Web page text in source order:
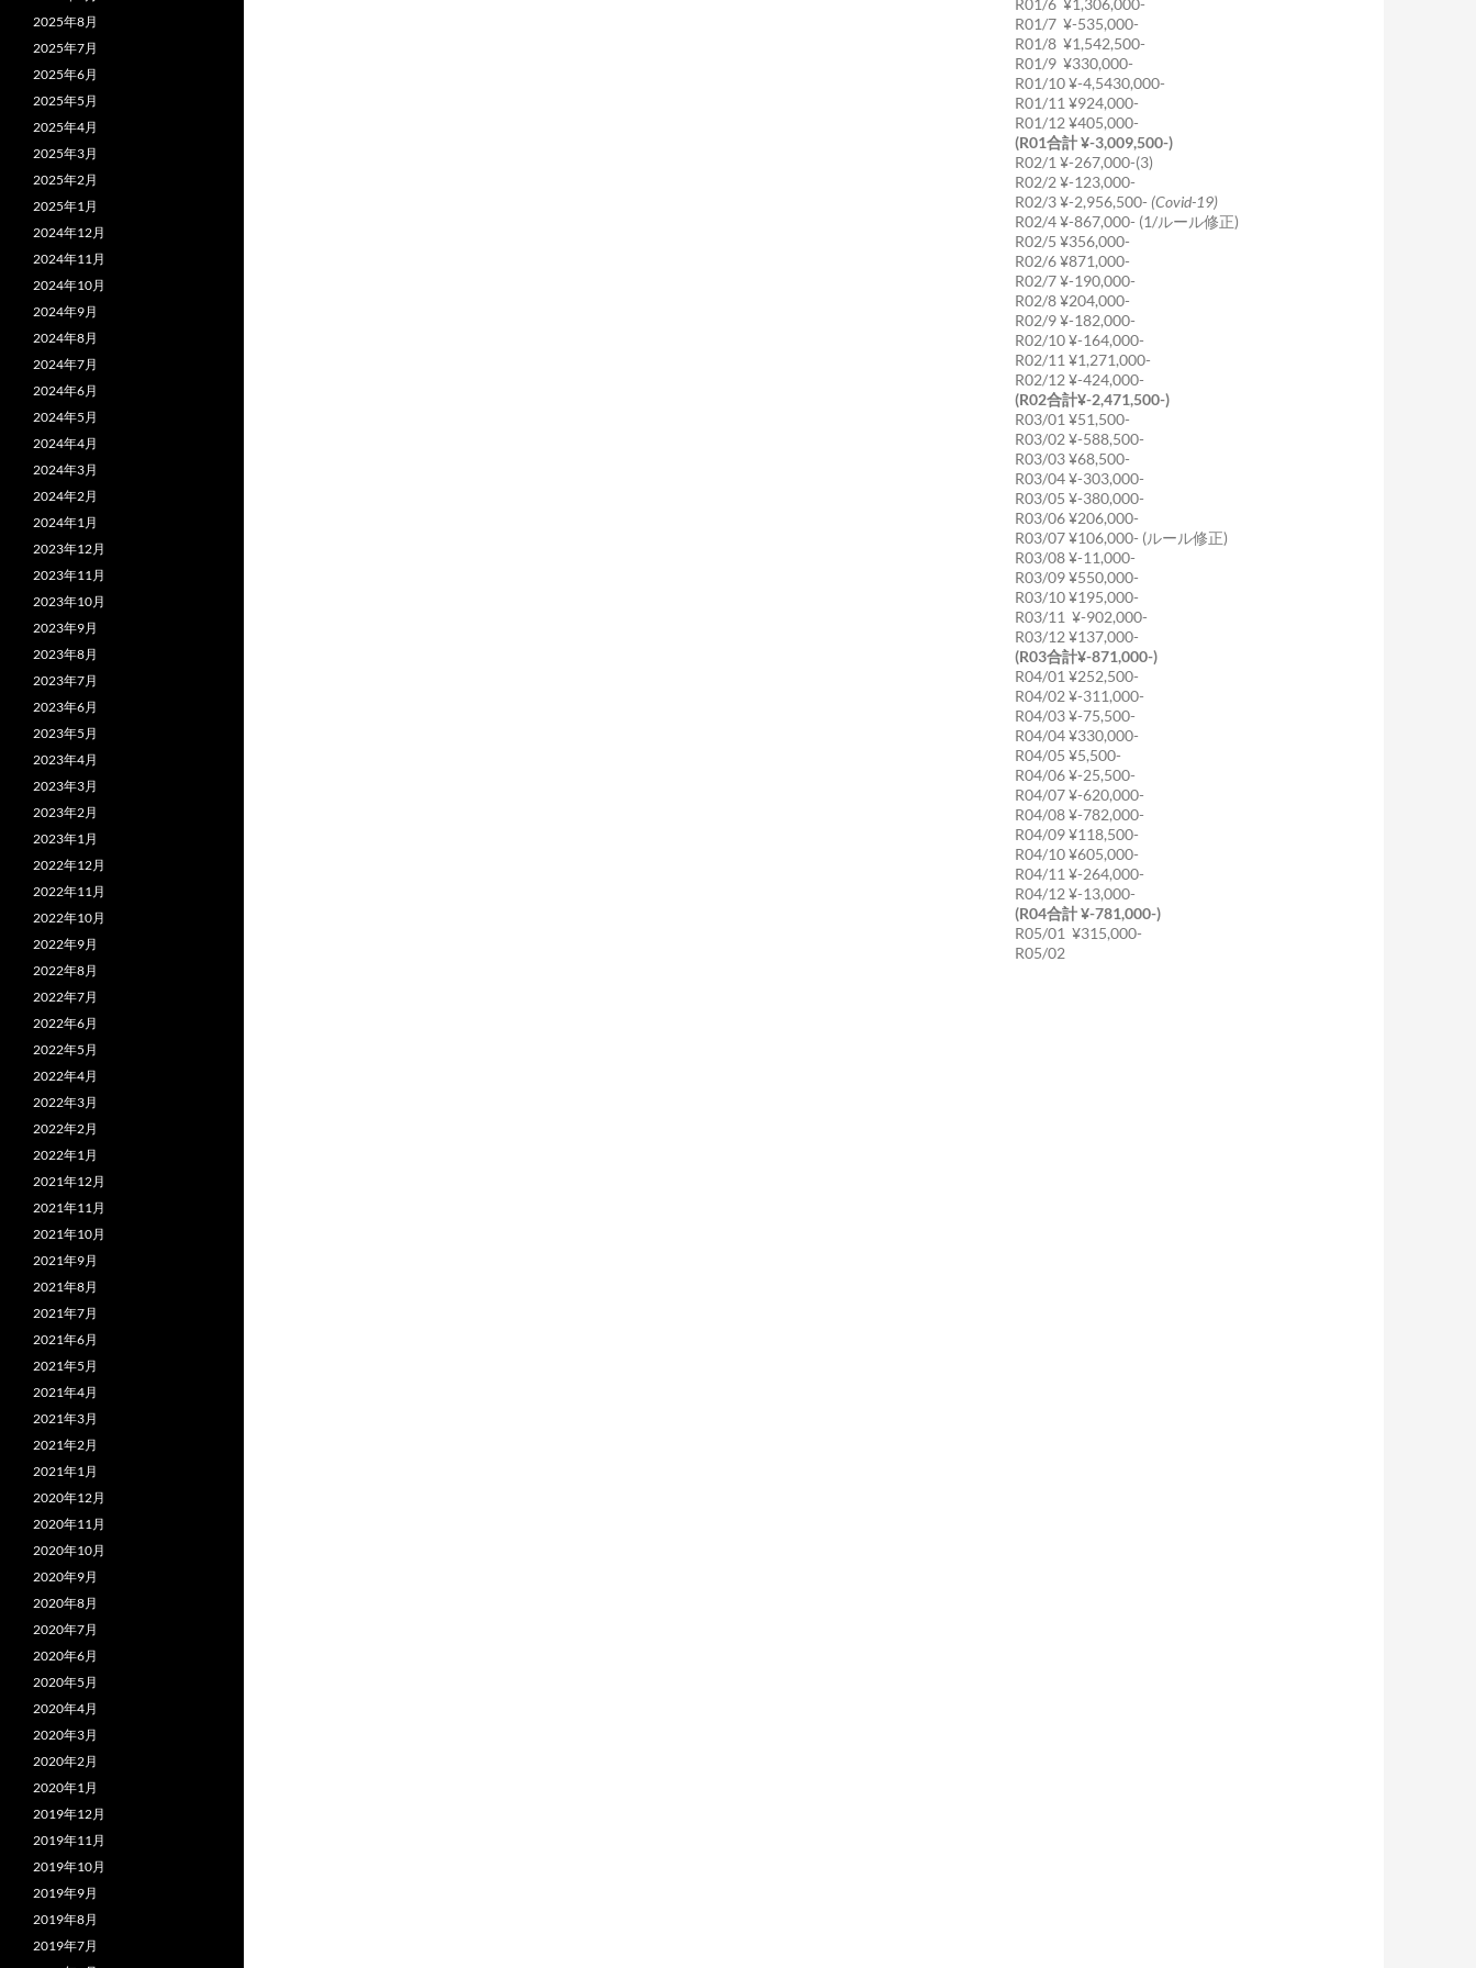
R01/6 ¥1,306,000-
R01/7 ¥-535,000-
R01/8 ¥1,542,500-
R01/9 ¥330,000-
R01/10 ¥-4,5430,000-
R01/11 ¥924,000-
R01/12 ¥405,000-
(R01合計 ¥-3,009,500-)
R02/1 ¥-267,000-(3)
R02/2 ¥-123,000-
R02/3 ¥-2,956,500- (Covid-19)
R02/4 ¥-867,000- (1/ルール修正)
R02/5 ¥356,000-
R02/6 ¥871,000-
R02/7 ¥-190,000-
R02/8 ¥204,000-
R02/9 ¥-182,000-
R02/10 ¥-164,000-
R02/11 ¥1,271,000-
R02/12 ¥-424,000-
(R02合計¥-2,471,500-)
R03/01 ¥51,500-
R03/02 ¥-588,500-
R03/03 ¥68,500-
R03/04 ¥-303,000-
R03/05 ¥-380,000-
R03/06 ¥206,000-
R03/07 ¥106,000- (ルール修正)
R03/08 ¥-11,000-
R03/09 ¥550,000-
R03/10 ¥195,000-
R03/11 ¥-902,000-
R03/12 ¥137,000-
(R03合計¥-871,000-)
R04/01 ¥252,500-
R04/02 ¥-311,000-
R04/03 ¥-75,500-
R04/04 ¥330,000-
R04/05 ¥5,500-
R04/06 ¥-25,500-
R04/07 ¥-620,000-
R04/08 ¥-782,000-
R04/09 ¥118,500-
R04/10 ¥605,000-
R04/11 ¥-264,000-
R04/12 ¥-13,000-
(R04合計 ¥-781,000-)
R05/01 ¥315,000-
R05/02
2025年8月
2025年7月
2025年6月
2025年5月
2025年4月
2025年3月
2025年2月
2025年1月
2024年12月
2024年11月
2024年10月
2024年9月
2024年8月
2024年7月
2024年6月
2024年5月
2024年4月
2024年3月
2024年2月
2024年1月
2023年12月
2023年11月
2023年10月
2023年9月
2023年8月
2023年7月
2023年6月
2023年5月
2023年4月
2023年3月
2023年2月
2023年1月
2022年12月
2022年11月
2022年10月
2022年9月
2022年8月
2022年7月
2022年6月
2022年5月
2022年4月
2022年3月
2022年2月
2022年1月
2021年12月
2021年11月
2021年10月
2021年9月
2021年8月
2021年7月
2021年6月
2021年5月
2021年4月
2021年3月
2021年2月
2021年1月
2020年12月
2020年11月
2020年10月
2020年9月
2020年8月
2020年7月
2020年6月
2020年5月
2020年4月
2020年3月
2020年2月
2020年1月
2019年12月
2019年11月
2019年10月
2019年9月
2019年8月
2019年7月